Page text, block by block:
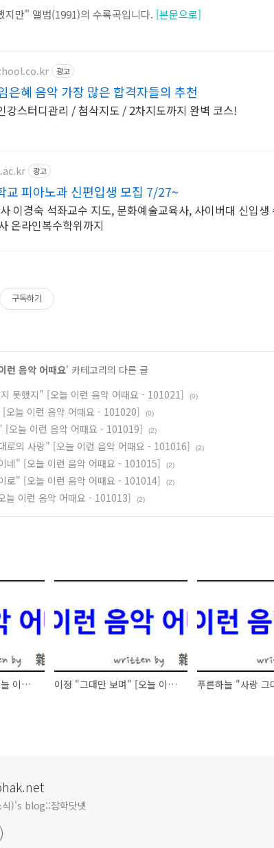
지만" 앨범(1991)의 수록곡입니다. [본문으로]
광고
은혜 음악 가장 많은 합격자들의 추천
강스터디관리 / 첨삭지도 / 2차지도까지 완벽 코스!
광고
교 피아노과 신편입생 모집 7/27~
이경숙 석좌교수 지도, 문화예술교육사, 사이버대 신입생
온라인복수학위까지
구독하기
런 음악 어때요' 카테고리의 다른 글
못했지" [오늘 이런 음악 어때요 - 101021]
(0)
오늘 이런 음악 어때요 - 101020] (0)
[오늘 이런 음악 어때요 - 101019] (2)
로의 사랑" [오늘 이런 음악 어때요 - 101016] (2)
네" [오늘 이런 음악 어때요 - 101015] (2)
로" [오늘 이런 음악 어때요 - 101014] (2)
늘 이런 음악 어때요 - 101013] (2)
이문세 "빗속에서" [오늘 이런 음악 어때요 - 101020] 이정 "그대만 보며" [오늘 이런 음악 어때요 - 101019]
)'s blog::잡학닷넷